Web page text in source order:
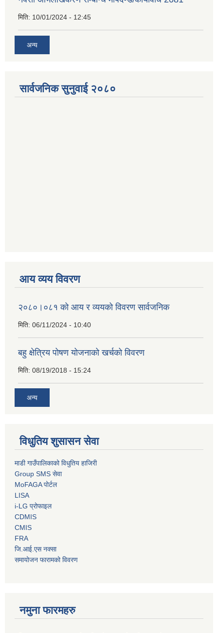
मिति: 10/01/2024 - 12:45
अन्य
सार्वजनिक सुनुवाई २०८०
आय व्यय विवरण
२०८०।०८१ को आय र व्ययको विवरण सार्वजनिक
मिति: 06/11/2024 - 10:40
बहु क्षेत्रिय पोषण योजनाको खर्चको विवरण
मिति: 08/19/2018 - 15:24
अन्य
विधुतिय शुसासन सेवा
माडी गाउँपालिकाको विधुतिय हाजिरी
Group SMS सेवा
MoFAGA पोर्टल
LISA
i-LG प्रोफाइल
CDMIS
CMIS
FRA
जि.आई.एस नक्सा
समायोजन फारामको विवरण
नमुना फारमहरु